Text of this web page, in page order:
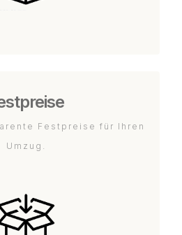
Festpreise für Ihren
Umzug.